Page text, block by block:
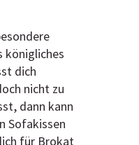
königliches
dich
nicht zu
dann kann
Sofakissen
für Brokat